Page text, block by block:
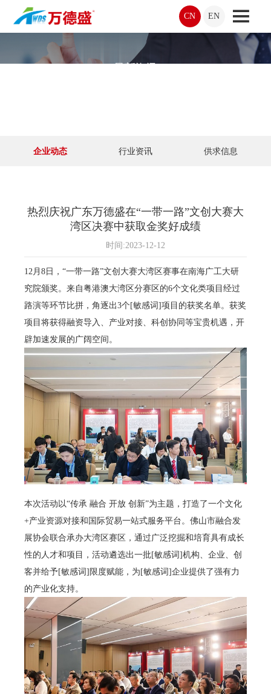
CN EN
企业动态 行业资讯 供求信息
热烈庆祝广东万德盛在“一带一路”文创大赛大
湾区决赛中获取金奖好成绩
时间:2023-12-12
12月8日，“一带一路”文创大赛大湾区赛事在南海广工大研
究院颁奖。来自粤港澳大湾区分赛区的6个文化类项目经过
路演等环节比拼，角逐出3个[敏感词]项目的获奖名单。获奖
项目将获得融资导入、产业对接、科创协同等宝贵机遇，开
辟加速发展的广阔空间。
本次活动以“传承 融合 开放 创新”为主题，打造了一个文化
+产业资源对接和国际贸易一站式服务平台。佛山市融合发
展协会联合承办大湾区赛区，通过广泛挖掘和培育具有成长
性的人才和项目，活动遴选出一批[敏感词]机构、企业、创
客并给予[敏感词]限度赋能，为[敏感词]企业提供了强有力
的产业化支持。